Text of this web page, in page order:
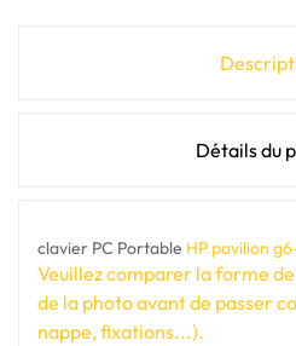
Détails du
clavier PC Portable HP pavilion
Veuillez comparer la forme
de la photo avant de passer
nappe, fixations...).